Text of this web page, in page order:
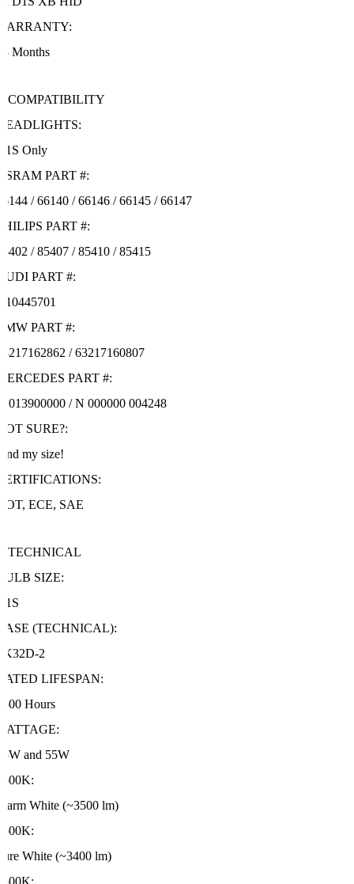
Months
COMPATIBILITY
Only
PART #:
/ 66140 / 66146 / 66145 / 66147
PART #:
/ 85407 / 85410 / 85415
PART #:
PART #:
/ 63217160807
PART #:
/ N 000000 004248
SURE?:
my size!
ECE, SAE
TECHNICAL
SIZE:
(TECHNICAL):
2
LIFESPAN:
Hours
and 55W
White (~3500 lm)
White (~3400 lm)